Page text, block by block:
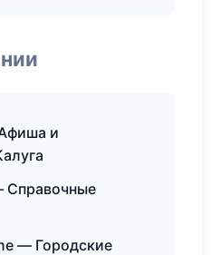
и
Справочные
— Городские